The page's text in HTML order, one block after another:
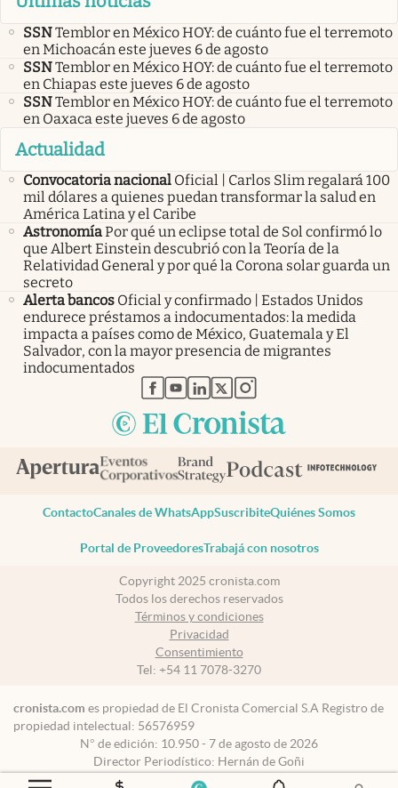
SSNTemblor en México HOY: de cuánto fue el terremoto
en Michoacán este jueves 6 de agosto
SSNTemblor en México HOY: de cuánto fue el terremoto
en Chiapas este jueves 6 de agosto
SSNTemblor en México HOY: de cuánto fue el terremoto
en Oaxaca este jueves 6 de agosto
Actualidad
Convocatoria nacional Oficial | Carlos Slim regalará 100
mil dólares a quienes puedan transformar la salud en
América Latina y el Caribe
AstronomíaPor qué un eclipse total de Sol confirmó lo
que Albert Einstein descubrió con la Teoría de la
Relatividad General y por qué la Corona solar guarda un
secreto
Alerta bancos Oficial y confirmado | Estados Unidos
endurece préstamos a indocumentados: la medida
impacta a países como de México, Guatemala y El
Salvador, con la mayor presencia de migrantes
indocumentados
abre en nueva pestaña
abre en nueva pestaña
abre en nueva pestaña
abre en nueva pestaña
abre en nueva pestaña
ContactoCanales de WhatsAppSuscribiteQuiénes Somos
Portal de ProveedoresTrabajá con nosotros
Copyright 2025 cronista.com
Todos los derechos reservados
Términos y condiciones
Privacidad
Consentimiento
Tel: +54 11 7078-3270
cronista.com es propiedad de El Cronista Comercial S.A Registro de
propiedad intelectual: 56576959
N° de edición: 10.950 - 7 de agosto de 2026
Director Periodístico: Hernán de Goñi